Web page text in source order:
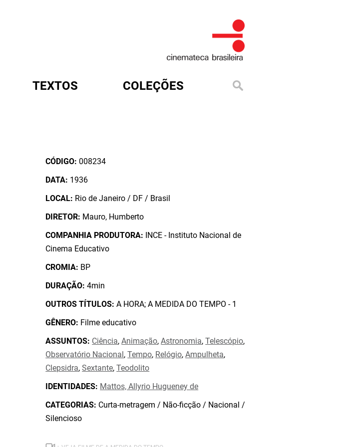
TEXTOS COLEÇÕES
CÓDIGO: 008234
DATA: 1936
LOCAL: Rio de Janeiro / DF / Brasil
DIRETOR: Mauro, Humberto
COMPANHIA PRODUTORA: INCE - Instituto Nacional de
Cinema Educativo
CROMIA: BP
DURAÇÃO: 4min
OUTROS TÍTULOS: A HORA; A MEDIDA DO TEMPO - 1
GÊNERO: Filme educativo
ASSUNTOS: Ciência,Animação,Astronomia,Telescópio,
Observatório Nacional,Tempo, Relógio,Ampulheta,
Clepsidra,Sextante,Teodolito
IDENTIDADES: Mattos, Allyrio Hugueney de
CATEGORIAS: Curta-metragem / Não-ficção / Nacional /
Silencioso